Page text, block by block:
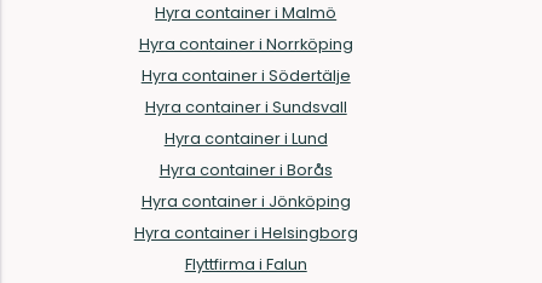
Hyra container i Malmö
Hyra container i Norrköping
Hyra container i Södertälje
Hyra container i Sundsvall
Hyra container i Lund
Hyra container i Borås
Hyra container i Jönköping
Hyra container i Helsingborg
Flyttfirma i Falun